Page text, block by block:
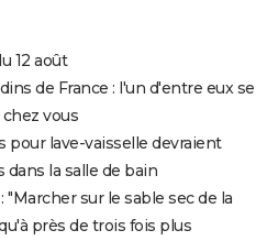
12 août
de France : l'un d'entre eux se
vous
pour lave-vaisselle devraient
la salle de bain
"Marcher sur le sable sec de la
près de trois fois plus